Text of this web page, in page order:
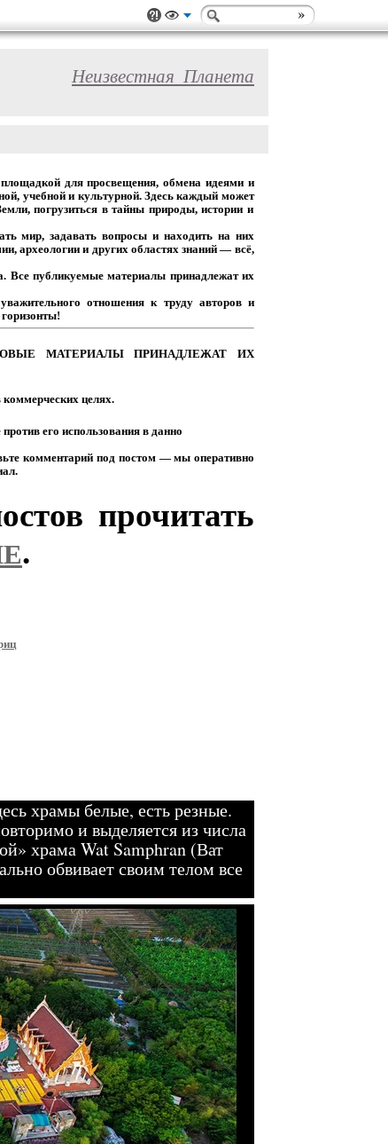
Неизвестная_Планета
дляпросвещения, обмена идеями и
учебнойи культурной.Здеськаждый может
погрузиться втайны природы,истории и
мир, задавать вопросы и находить на них
археологиии другихобластяхзнаний — всё,
Всепубликуемые материалы принадлежатих
отношения ктрудуавторови
МАТЕРИАЛЫПРИНАДЛЕЖАТ ИХ
коммерческих целях.
против его использования в данно
комментарий подпостом— мы оперативно
прочитать
.
храмы белые, есть резные.
и выделяется из числа
храма Wat Samphran (Ват
обвивает своим телом все